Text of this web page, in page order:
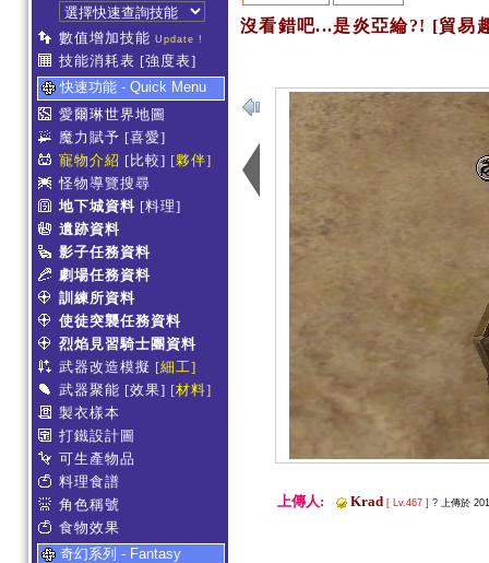
數值增加技能 Update !
技能消耗表 [強度表]
快速功能 - Quick Menu
愛爾琳世界地圖
魔力賦予 [喜愛]
寵物介紹 [比較] [夥伴]
怪物導覽搜尋
地下城資料 [料理]
遺跡資料
影子任務資料
劇場任務資料
訓練所資料
使徒突襲任務資料
烈焰見習騎士團資料
武器改造模擬 [細工]
武器聚能 [效果] [材料]
製衣樣本
打鐵設計圖
可生產物品
料理食譜
角色稱號
食物效果
奇幻系列 - Fantasy
沒看錯吧...是炎亞綸?! [貿易
上傳人: Krad [ Lv.467 ] ? 上傳於